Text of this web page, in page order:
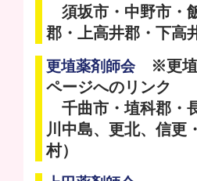
須坂市・中野市・
郡・上高井郡・下高
更埴薬剤師会※更埴
ページへのリンク
千曲市・埴科郡・
川中島、更北、信更
村）